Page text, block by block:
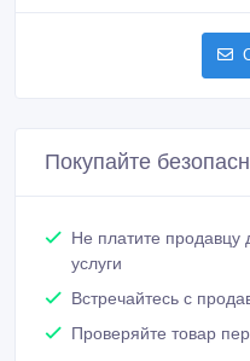
Покупайте
Не платите продавцу
Встречайтесь с
Проверяйте товар